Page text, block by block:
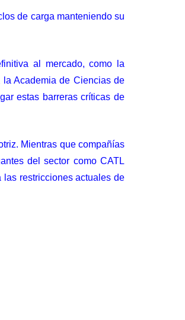
de carga manteniendo su
al mercado, como la
Academia de Ciencias de
estas barreras críticas de
Mientras que compañías
del sector como CATL
restricciones actuales de